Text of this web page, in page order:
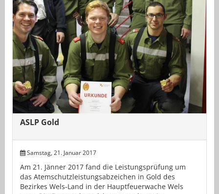
ASLP Gold
Samstag, 21. Januar 2017
Am 21. Jänner 2017 fand die Leistungsprüfung um
das Atemschutzleistungsabzeichen in Gold des
Bezirkes Wels-Land in der Hauptfeuerwache Wels